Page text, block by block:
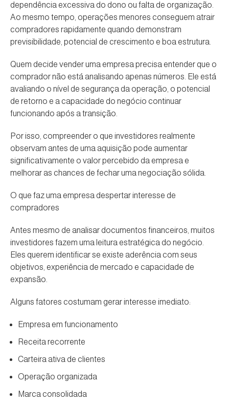
dependência excessiva do dono ou falta de organização.
Ao mesmo tempo, operações menores conseguem atrair
compradores rapidamente quando demonstram
previsibilidade, potencial de crescimento e boa estrutura.
Quem decide vender uma empresa precisa entender que o
comprador não está analisando apenas números. Ele está
avaliando o nível de segurança da operação, o potencial
de retorno e a capacidade do negócio continuar
funcionando após a transição.
Por isso, compreender o que investidores realmente
observam antes de uma aquisição pode aumentar
significativamente o valor percebido da empresa e
melhorar as chances de fechar uma negociação sólida.
O que faz uma empresa despertar interesse de
compradores
Antes mesmo de analisar documentos financeiros, muitos
investidores fazem uma leitura estratégica do negócio.
Eles querem identificar se existe aderência com seus
objetivos, experiência de mercado e capacidade de
expansão.
Alguns fatores costumam gerar interesse imediato:
Empresa em funcionamento
Receita recorrente
Carteira ativa de clientes
Operação organizada
Marca consolidada